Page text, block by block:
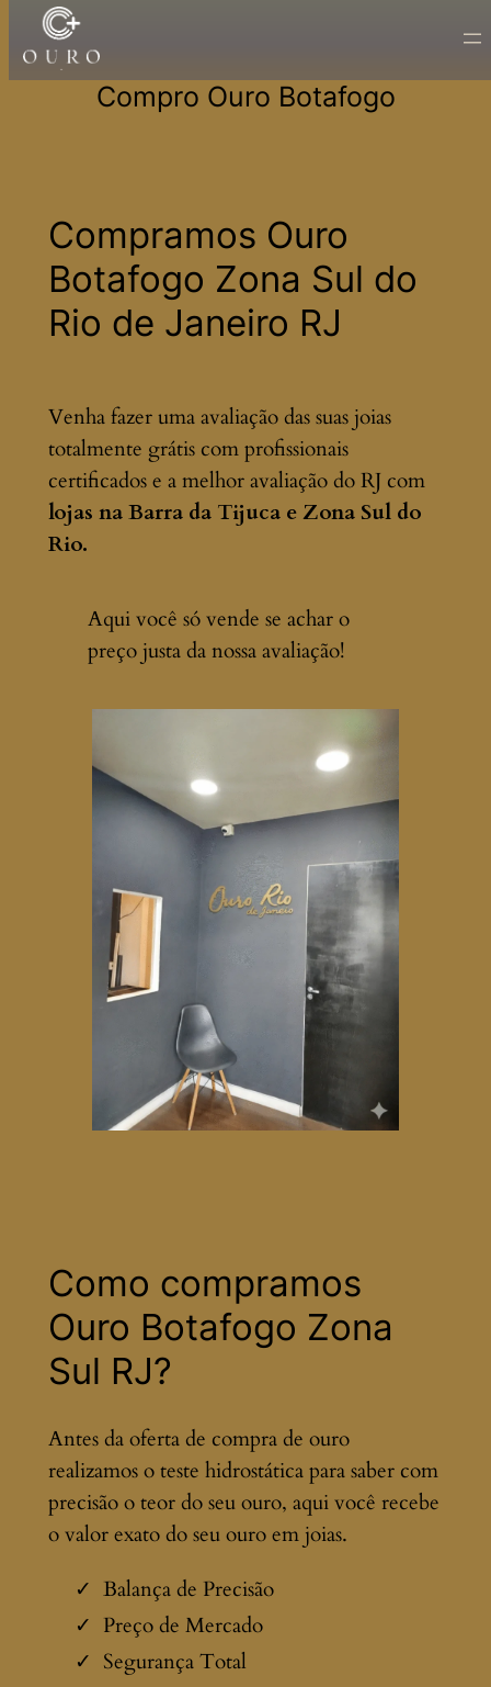
Pular
para
Compro Ouro Botafogo
Compramos Ouro
Botafogo Zona Sul do
Rio de Janeiro RJ
Venha fazer uma avaliação das suas joias
totalmente grátis com profissionais
certificados e a melhor avaliação do RJ com
lojas na Barra da Tijuca e Zona Sul do
Rio.
Aqui você só vende se achar o
preço justa da nossa avaliação!
Como compramos
Ouro Botafogo Zona
Sul RJ?
Antes da oferta de compra de ouro
realizamos o teste hidrostática para saber com
precisão o teor do seu ouro, aqui você recebe
o valor exato do seu ouro em joias.
Balança de Precisão
Preço de Mercado
Segurança Total